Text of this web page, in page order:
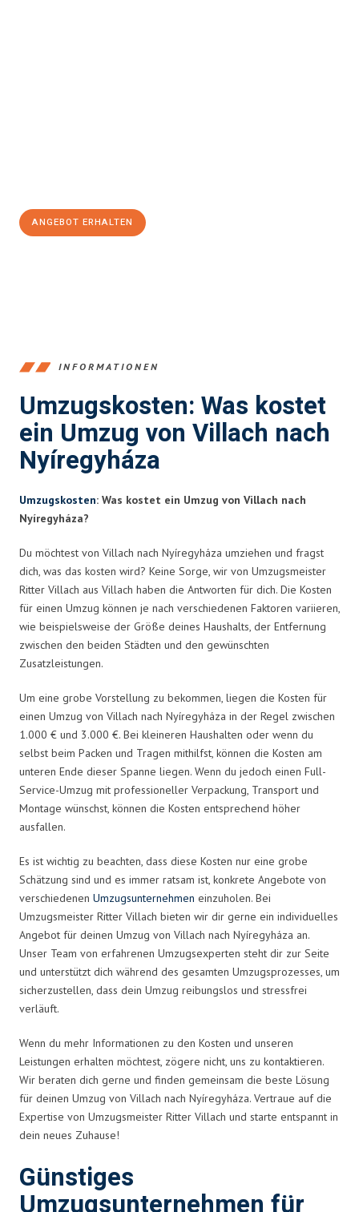
ANGEBOT ERHALTEN
INFORMATIONEN
Umzugskosten: Was kostet
ein Umzug von Villach nach
Nyíregyháza
Umzugskosten: Was kostet ein Umzug von Villach nach
Nyíregyháza?
Du möchtest von Villach nach Nyíregyháza umziehen und fragst
dich, was das kosten wird? Keine Sorge, wir von Umzugsmeister
Ritter Villach aus Villach haben die Antworten für dich. Die Kosten
für einen Umzug können je nach verschiedenen Faktoren variieren,
wie beispielsweise der Größe deines Haushalts, der Entfernung
zwischen den beiden Städten und den gewünschten
Zusatzleistungen.
Um eine grobe Vorstellung zu bekommen, liegen die Kosten für
einen Umzug von Villach nach Nyíregyháza in der Regel zwischen
1.000 € und 3.000 €. Bei kleineren Haushalten oder wenn du
selbst beim Packen und Tragen mithilfst, können die Kosten am
unteren Ende dieser Spanne liegen. Wenn du jedoch einen Full-
Service-Umzug mit professioneller Verpackung, Transport und
Montage wünschst, können die Kosten entsprechend höher
ausfallen.
Es ist wichtig zu beachten, dass diese Kosten nur eine grobe
Schätzung sind und es immer ratsam ist, konkrete Angebote von
verschiedenen Umzugsunternehmen einzuholen. Bei
Umzugsmeister Ritter Villach bieten wir dir gerne ein individuelles
Angebot für deinen Umzug von Villach nach Nyíregyháza an.
Unser Team von erfahrenen Umzugsexperten steht dir zur Seite
und unterstützt dich während des gesamten Umzugsprozesses, um
sicherzustellen, dass dein Umzug reibungslos und stressfrei
verläuft.
Wenn du mehr Informationen zu den Kosten und unseren
Leistungen erhalten möchtest, zögere nicht, uns zu kontaktieren.
Wir beraten dich gerne und finden gemeinsam die beste Lösung
für deinen Umzug von Villach nach Nyíregyháza. Vertraue auf die
Expertise von Umzugsmeister Ritter Villach und starte entspannt in
dein neues Zuhause!
Günstiges